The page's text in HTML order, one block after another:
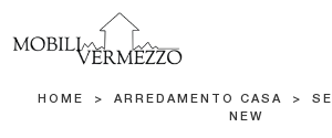
HOME > ARREDAMENTO CASA >
NEW